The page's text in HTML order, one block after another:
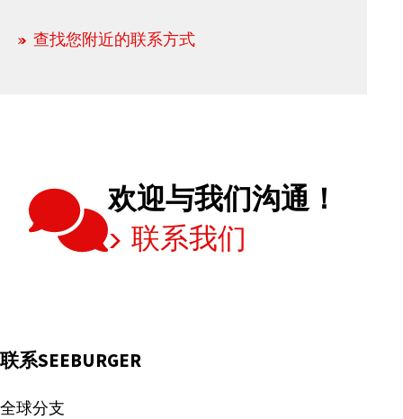
查找您附近的联系方式
欢迎与我们沟通！
联系我们
联系SEEBURGER
全球分支